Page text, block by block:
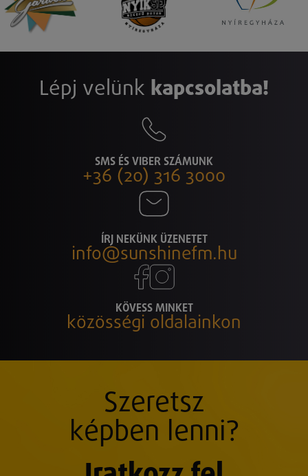
Lépj velünk kapcsolatba!
SMS ÉS VIBER SZÁMUNK
+36 (20) 316 3000
ÍRJ NEKÜNK ÜZENETET
info@sunshinefm.hu
KÖVESS MINKET
közösségi oldalainkon
Szeretsz
képben lenni?